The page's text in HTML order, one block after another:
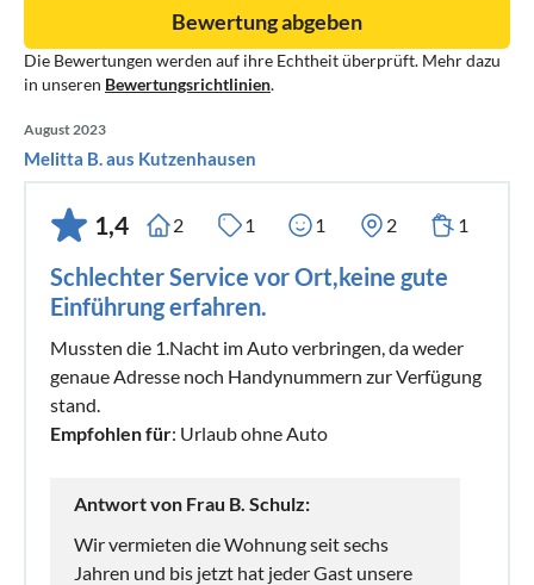
Die Bewertungen werden auf ihre Echtheit überprüft. Mehr dazu
in unseren Bewertungsrichtlinien.
Bewertung abgeben
August 2023
Melitta B. aus Kutzenhausen
1,4 2 1 1 2 1
Schlechter Service vor Ort,keine gute
Einführung erfahren.
Mussten die 1.Nacht im Auto verbringen, da weder
genaue Adresse noch Handynummern zur Verfügung
stand.
Empfohlen für: Urlaub ohne Auto
Antwort von Frau B. Schulz:
Wir vermieten die Wohnung seit sechs
Jahren und bis jetzt hat jeder Gast unsere